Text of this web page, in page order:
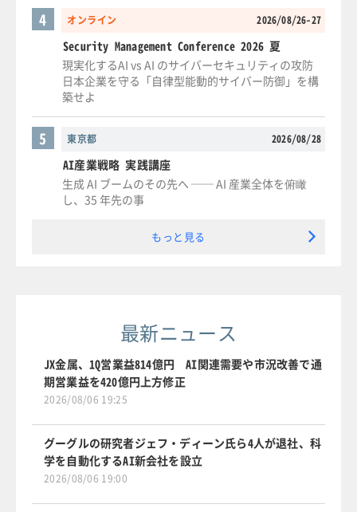
オンライン 2026/08/26-27
4
Security Management Conference 2026 夏
現実化するAI vs AI のサイバーセキュリティの攻防
日本企業を守る「自律型能動的サイバー防御」を構
築せよ
東京都 2026/08/28
5
AI産業戦略 実践講座
生成 AI ブームのその先へ ── AI 産業全体を俯瞰
し、35 年先の事
もっと見る
最新ニュース
JX金属、1Q営業益814億円 AI関連需要や市況改善で通
期営業益を420億円上方修正
2026/08/06 19:25
グーグルの研究者ジェフ・ディーン氏ら4人が退社、科
学を自動化するAI新会社を設立
2026/08/06 19:00